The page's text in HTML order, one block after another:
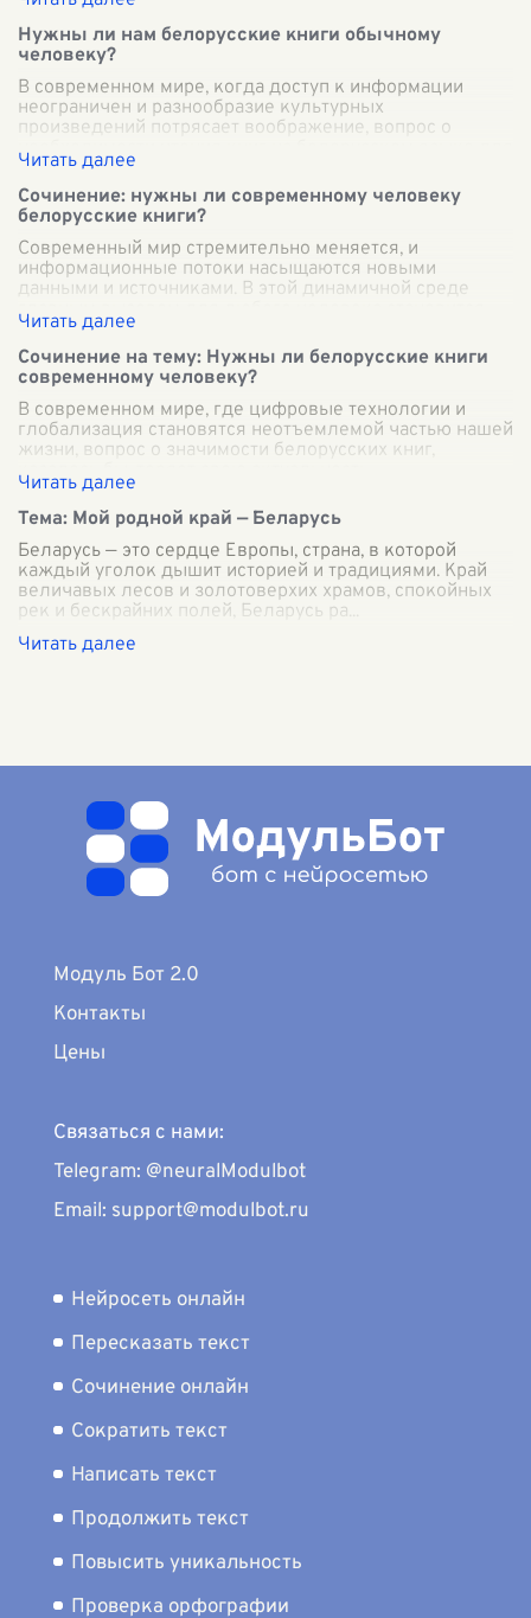
Нужны ли нам белорусские книги обычному
человеку?
В современном мире, когда доступ к информации
неограничен и разнообразие культурных
произведений потрясает воображение, вопрос о
необходимости чтения книг на белорусском языке для
...
Сочинение: нужны ли современному человеку
белорусские книги?
Современный мир стремительно меняется, и
информационные потоки насыщаются новыми
данными и источниками. В этой динамичной среде
главным вызовом для любого человека становится
необх...
Сочинение на тему: Нужны ли белорусские книги
современному человеку?
В современном мире, где цифровые технологии и
глобализация становятся неотъемлемой частью нашей
жизни, вопрос о значимости белорусских книг,
казалось бы, теряет свою актуальность.
Тема: Мой родной край — Беларусь
Беларусь — это сердце Европы, страна, в которой
каждый уголок дышит историей и традициями. Край
величавых лесов и золотоверхих храмов, спокойных
рек и бескрайних полей, Беларусь ра
Модуль Бот 2.0
Контакты
Цены
Связаться с нами:
Telegram: @neuralModulbot
Email: support@modulbot.ru
Нейросеть онлайн
Пересказать текст
Сочинение онлайн
Сократить текст
Написать текст
Продолжить текст
Повысить уникальность
Проверка орфографии